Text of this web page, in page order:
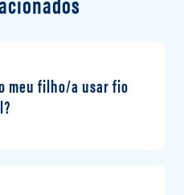
meu filho/a usar fio